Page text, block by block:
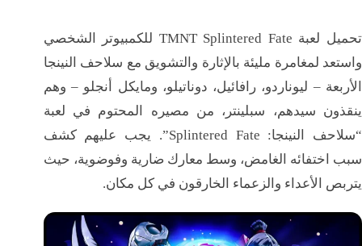
تحميل لعبة TMNT Splintered Fate للكمبيوتر الشخصي
واستعد لمغامرة مليئة بالإثارة والتشويق مع سلاحف النينجا
الأربعة – ليوناردو، رافائيل، دوناتيلو، ومايكل أنجلو – وهم
ينقذون سيدهم، سبلينتر، من مصيره المحتوم في لعبة
“سلاحف النينجا: Splintered Fate”. يجب عليهم كشف
سبب اختفائه الغامض، وسط معارك ضارية وفوضوية، حيث
يتربص الأعداء والزعماء الخارقون في كل مكان.